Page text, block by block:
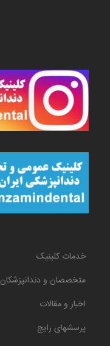
خدمات کلینیک
متخصصان و دندانپزشکان
اخبار و مقالات
پرسشهای رایج